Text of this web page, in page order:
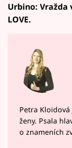
Urbino: Vražda
LOVE.
Petra
ženy. Psala
o znameních